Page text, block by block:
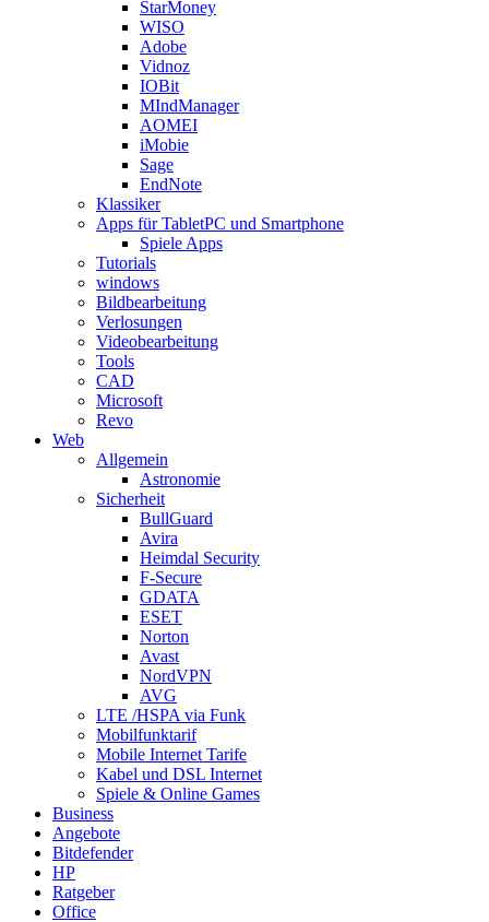
StarMoney
WISO
Adobe
Vidnoz
IOBit
MIndManager
AOMEI
iMobie
Sage
EndNote
Klassiker
Apps für TabletPC und Smartphone
Spiele Apps
Tutorials
windows
Bildbearbeitung
Verlosungen
Videobearbeitung
Tools
CAD
Microsoft
Revo
Web
Allgemein
Astronomie
Sicherheit
BullGuard
Avira
Heimdal Security
F-Secure
GDATA
ESET
Norton
Avast
NordVPN
AVG
LTE /HSPA via Funk
Mobilfunktarif
Mobile Internet Tarife
Kabel und DSL Internet
Spiele & Online Games
Business
Angebote
Bitdefender
HP
Ratgeber
Office